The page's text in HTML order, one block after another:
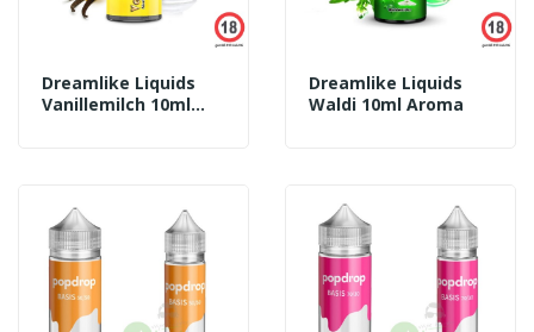
Dreamlike Liquids
Vanillemilch 10ml
Dreamlike Liquids
Waldi 10ml Aroma